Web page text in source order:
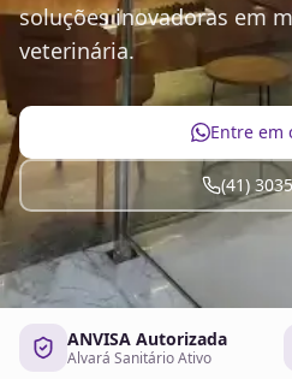
soluções inovadoras em
veterinária.
Entre em
(41)
ANVISA Autorizada
Alvará Sanitário Ativo